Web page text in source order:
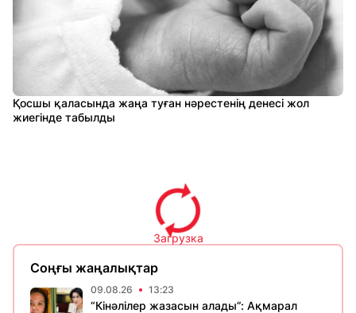
Қосшы қаласында жаңа туған нәрестенің денесі жол
жиегінде табылды
Загрузка
Соңғы жаңалықтар
09.08.26 13:23
“Кінәлілер жазасын алады”: Ақмарал